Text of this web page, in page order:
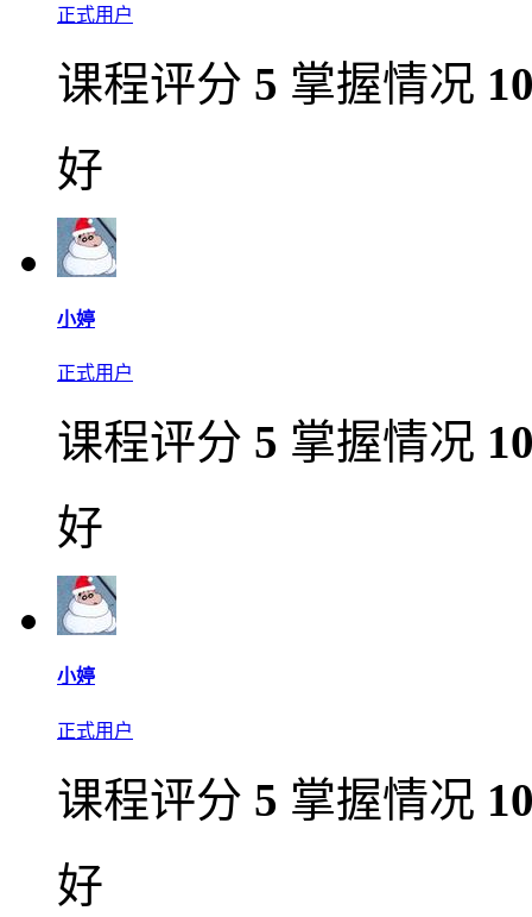
正式用户
课程评分 5 掌握情况
好
小婷
正式用户
课程评分 5 掌握情况
好
小婷
正式用户
课程评分 5 掌握情况
好